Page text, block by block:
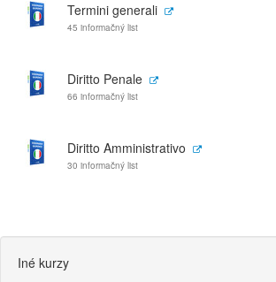
Termini generali
45 informačný list
Diritto Penale
66 informačný list
Diritto Amministrativo
30 informačný list
Iné kurzy